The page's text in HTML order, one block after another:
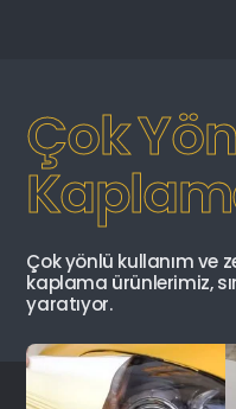
Çok
Çok yönlü kullanım ve
kaplama ürünlerimiz,
yaratıyor.